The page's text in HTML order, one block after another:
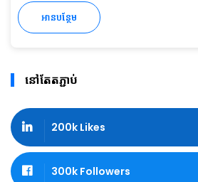
អានបន្ថែម
នៅតែតភ្ជាប់
200k Likes
300k Followers